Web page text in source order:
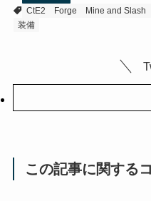
CtE2
Forge Mine and Slash
装備
この記事に関する